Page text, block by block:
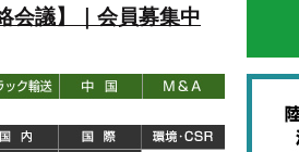
会議】｜会員募集中